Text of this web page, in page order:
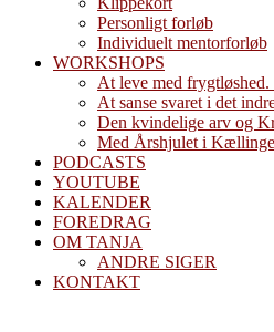
Personligt forløb
Individuelt mentorforløb
WORKSHOPS
At leve med
At sanse svaret i det
Den kvindelige arv og
Med Årshjulet i
PODCASTS
YOUTUBE
KALENDER
FOREDRAG
OM TANJA
ANDRE SIGER
KONTAKT